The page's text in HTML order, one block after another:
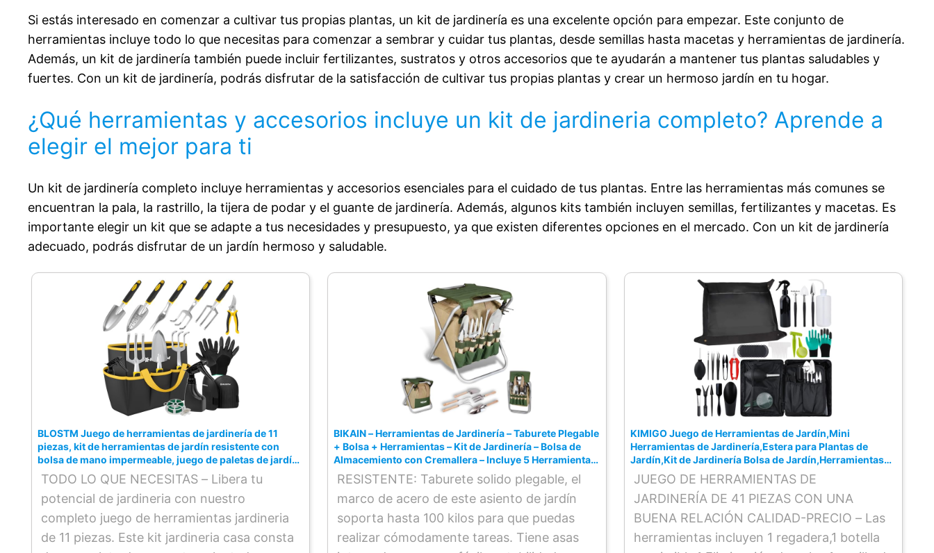
Fabricadas con acero al carbono de alta
resistencia, las herramientas del set ofrecen
una gran resistencia y durabilidad. Son
ideales para un uso intensivo en el jardín y
Diseño ergonómico: Los mangos
ergonómicamente diseñados permiten un
las manos y los brazos. Ideal para largas
sesiones de jardinería
Almacenamiento práctico: Cada
herramienta del set tiene un práctico
agujero en el mango, lo que permite
colgarlas fácilmente para mantener sus
herramientas de jardín organizadas y al
mano, rastrillo de mano, botella de
pulverización, guantes de jardín, casi todo
lo que necesitas en el mantenimiento diario
del jardín. Es un regalo genial para los
Bolsa de herramientas de jardinería
adicional: La mayor preocupación de
consideración, Grenebo enviará una bolsa
de herramientas adicional. Además, hay un
agujero especializado en cada mango de
baja o después de su uso.
Excelentes regalos de jardín: La bolsa de
jardinería está hecha de algodón y poliéster
especiales, duradera y fácil de llevar, que es
la mejor opción para mujeres, vecinos y
todos los amantes de la jardinería, también
puede ser regalos de jardinería para
hombres. (Regalos de cumpleaños únicos
para el jardín de mujeres, regalo perfecto
para el día de la madre).
Si estás interesado en comenzar a cultivar tus propias plantas, un kit de jardinería es una excelente opción para empezar. Este conjunto de
herramientas incluye todo lo que necesitas para comenzar a sembrar y cuidar tus plantas, desde semillas hasta macetas y herramientas de jardinería.
Además, un kit de jardinería también puede incluir fertilizantes, sustratos y otros accesorios que te ayudarán a mantener tus plantas saludables y
fuertes. Con un kit de jardinería, podrás disfrutar de la satisfacción de cultivar tus propias plantas y crear un hermoso jardín en tu hogar.
¿Qué herramientas y accesorios incluye un kit de jardineria completo? Aprende a
elegir el mejor para ti
Un kit de jardinería completo incluye herramientas y accesorios esenciales para el cuidado de tus plantas. Entre las herramientas más comunes se
encuentran la pala, la rastrillo, la tijera de podar y el guante de jardinería. Además, algunos kits también incluyen semillas, fertilizantes y macetas. Es
importante elegir un kit que se adapte a tus necesidades y presupuesto, ya que existen diferentes opciones en el mercado. Con un kit de jardinería
adecuado, podrás disfrutar de un jardín hermoso y saludable.
BLOSTM Juego de herramientas de jardinería de 11
piezas, kit de herramientas de jardín resistente con
bolsa de mano impermeable, juego de paletas de jardín
a prueba de óxido con asas ergonómicas
TODO LO QUE NECESITAS – Libera tu
potencial de jardineria con nuestro
completo juego de herramientas jardineria
de 11 piezas. Este kit jardineria casa consta
BIKAIN – Herramientas de Jardinería – Taburete Plegable
+ Bolsa + Herramientas – Kit de Jardinería – Bolsa de
Almacemiento con Cremallera – Incluye 5 Herramientas
con Mango de Madera
RESISTENTE: Taburete solido plegable, el
marco de acero de este asiento de jardín
soporta hasta 100 kilos para que puedas
realizar cómodamente tareas. Tiene asas
KIMIGO Juego de Herramientas de Jardín,Mini
Herramientas de Jardinería,Estera para Plantas de
Jardín,Kit de Jardinería Bolsa de Jardín,Herramientas
para Plantas Suculentas Set,Herramientas Bonsai Kit
JUEGO DE HERRAMIENTAS DE
JARDINERÍA DE 41 PIEZAS CON UNA
BUENA RELACIÓN CALIDAD-PRECIO – Las
herramientas incluyen 1 regadera,1 botella